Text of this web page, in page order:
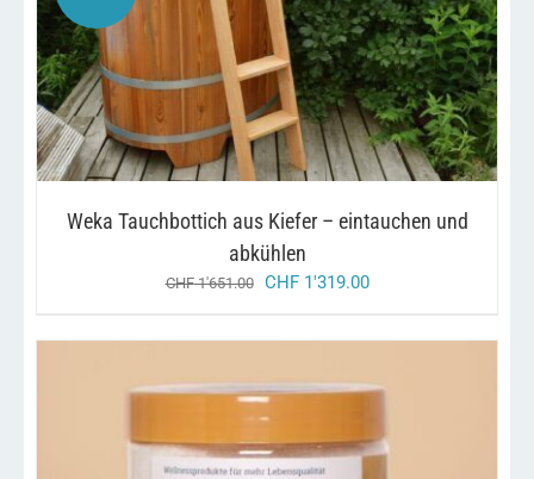
IN DEN WARENKORB / DETAILS
Weka Tauchbottich aus Kiefer – eintauchen und
abkühlen
CHF1'651.00
ursprünglicher
CHF1'319.00aktueller